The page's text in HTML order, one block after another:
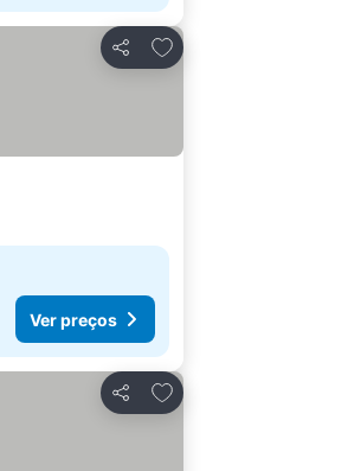
Partilhar
Adicionar aos favoritos
Ver preços
Partilhar
Adicionar aos favoritos